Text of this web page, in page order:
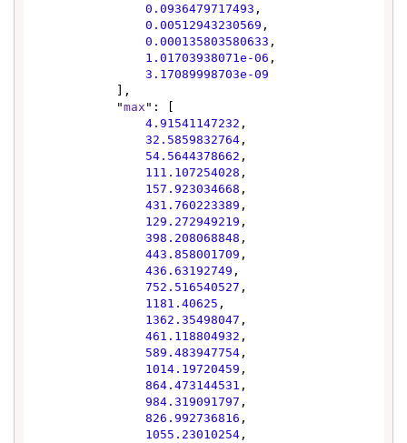
0.0936479717493 ,
0.00512943230569 ,
0.000135803580633 ,
1.01703938071e-06 ,
3.17089998703e-09
            "
max ": [
4.91541147232 ,
32.5859832764 ,
54.5644378662 ,
111.107254028 ,
157.923034668 ,
431.760223389 ,
129.272949219 ,
398.208068848 ,
443.858001709 ,
436.63192749 ,
752.516540527 ,
1181.40625 ,
1362.35498047 ,
461.118804932 ,
589.483947754 ,
1014.19720459 ,
864.473144531 ,
984.319091797 ,
826.992736816 ,
1055.23010254 ,